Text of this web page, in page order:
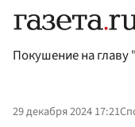
Покушение на
29 декабря 2024 17:21